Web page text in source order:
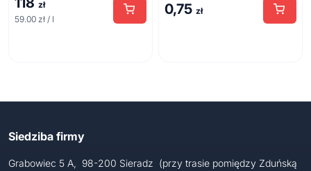
zł
59.00 zł / l
0,75 zł
Siedziba firmy
Grabowiec 5 A, 98-200 Sieradz (przy trasie pomiędzy Zduńską